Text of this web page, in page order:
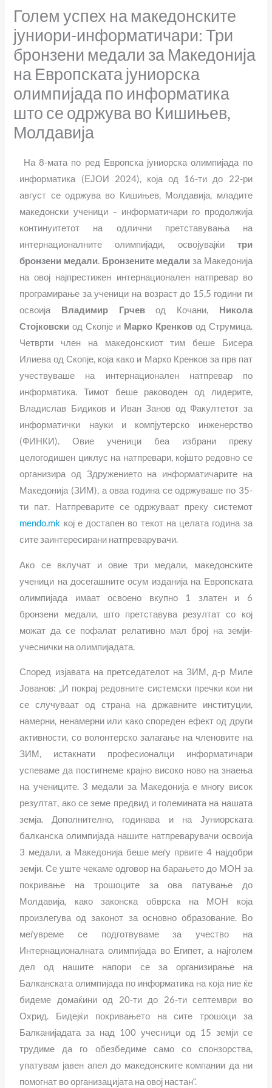
Голем успех на македонските
јуниори-информатичари: Три
бронзени медали за Македонија
на Европската јуниорска
олимпијада по информатика
што се одржува во Кишињев,
Молдавија
На 8-мата по ред Европска јуниорска олимпијада по
информатика (ЕЈОИ 2024), која од 16-ти до 22-ри
август се одржува во Кишињев, Молдавија, младите
македонски ученици – информатичари го продолжија
континуитетот на одлични претставувања на
интернационалните олимпијади, освојувајќи три
бронзени медали. Бронзените медали за Македонија
на овој најпрестижен интернационален натпревар во
програмирање за ученици на возраст до 15,5 години ги
освоија Владимир Грчевод Кочани, Никола
Стојковски од Скопје и Марко Кренковод Струмица.
Четврти член на македонскиот тим беше Бисера
Илиева од Скопје, која како и Марко Кренков за прв пат
учествуваше на интернационален натпревар по
информатика. Тимот беше раководен од лидерите,
Владислав Бидиков и Иван Занов од Факултетот за
информатички науки и компјутерско инженерство
(ФИНКИ). Овие ученици беа избрани преку
целогодишен циклус на натпревари, којшто редовно се
организира од Здружението на информатичарите на
Македонија (ЗИМ), а оваа година се одржуваше по 35-
ти пат. Натпреварите се одржуваат преку системот
mendo.mk кој е достапен во текот на целата година за
сите заинтересирани натпреварувачи.
Ако се вклучат и овие три медали, македонските
ученици на досегашните осум изданија на Европската
олимпијада имаат освоено вкупно 1 златен и 6
бронзени медали, што претставува резултат со кој
можат да се пофалат релативно мал број на земји-
учеснички на олимпијадата.
Според изјавата на претседателот на ЗИМ, д-р Миле
Јованов: „И покрај редовните системски пречки кои ни
се случуваат од страна на државните институции,
намерни, ненамерни или како спореден ефект од други
активности, со волонтерско залагање на членовите на
ЗИМ, истакнати професионалци информатичари
успеваме да постигнеме крајно високо ново на знаења
на учениците. 3 медали за Македонија е многу висок
резултат, ако се земе предвид и големината на нашата
земја. Дополнително, годинава и на Јуниорската
балканска олимпијада нашите натпреварувачи освоија
3 медали, а Македонија беше меѓу првите 4 најдобри
земји. Се уште чекаме одговор на барањето до МОН за
покривање на трошоците за ова патување до
Молдавија, како законска обврска на МОН која
произлегува од законот за основно образование. Во
меѓувреме се подготвуваме за учество на
Интернационалната олимпијада во Египет, а најголем
дел од нашите напори се за организирање на
Балканската олимпијада по информатика на која ние ќе
бидеме домаќини од 20-ти до 26-ти септември во
Охрид. Бидејќи покривањето на сите трошоци за
Балканијадата за над 100 учесници од 15 земји се
трудиме да го обезбедиме само со спонзорства,
упатувам јавен апел до македонските компании да ни
помогнат во организацијата на овој настан“.